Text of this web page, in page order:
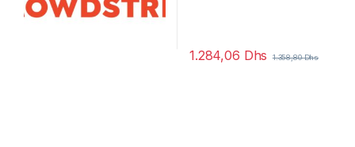
1.284,06 Dhs 1.358,80Dhs